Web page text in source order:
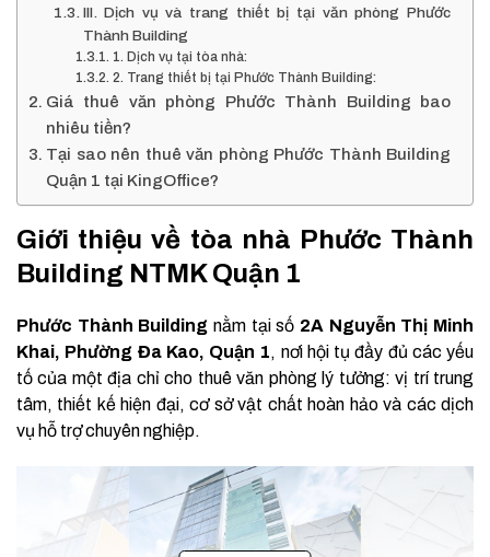
III. Dịch vụ và trang thiết bị tại văn phòng Phước
Thành Building
1. Dịch vụ tại tòa nhà:
2. Trang thiết bị tại Phước Thành Building:
Giá thuê văn phòng Phước Thành Building bao
nhiêu tiền?
Tại sao nên thuê văn phòng Phước Thành Building
Quận 1 tại KingOffice?
Giới thiệu về tòa nhà Phước Thành
Building NTMK Quận 1
Phước Thành Building nằm tại số 2A Nguyễn Thị Minh
Khai, Phường Đa Kao, Quận 1, nơi hội tụ đầy đủ các yếu
tố của một địa chỉ cho thuê văn phòng lý tưởng: vị trí trung
tâm, thiết kế hiện đại, cơ sở vật chất hoàn hảo và các dịch
vụ hỗ trợ chuyên nghiệp.